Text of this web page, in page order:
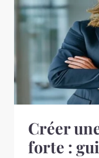
Créer
forte :